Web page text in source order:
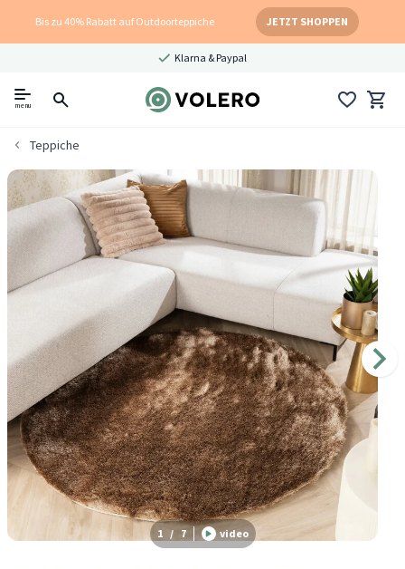
Bis zu 40% Rabatt auf Outdoorteppiche JETZT SHOPPEN
Klarna & Paypal
menu
Teppiche
1 / 7 video